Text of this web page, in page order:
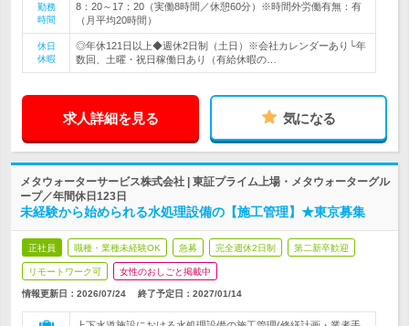
勤務
時間
8：20～17：20（実働8時間／休憩60分）※時間外労働有無：有
（月平均20時間）
休日
休暇
◎年休121日以上◆週休2日制（土日）※会社カレンダーあり└年
数回、土曜・祝日稼働日あり（有給休暇の…
求人詳細を見る 気になる
メタウォーターサービス株式会社 | 東証プライム上場・メタウォーターグル
ープ／年間休日123日
未経験から始められる水処理設備の【施工管理】★東京募集
正社員 職種・業種未経験OK 急募 完全週休2日制 第二新卒歓迎
リモートワーク可 女性のおしごと掲載中
情報更新日：2026/07/24 終了予定日： 2027/01/14